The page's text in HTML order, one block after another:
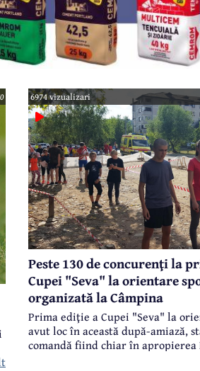
6974 vizualizari
Peste 130 de concurenţi la
Cupei "Seva" la orientare
organizată la Câmpina
Prima ediţie a Cupei "Seva" la
avut loc în această după-amiază,
comandă fiind chiar în